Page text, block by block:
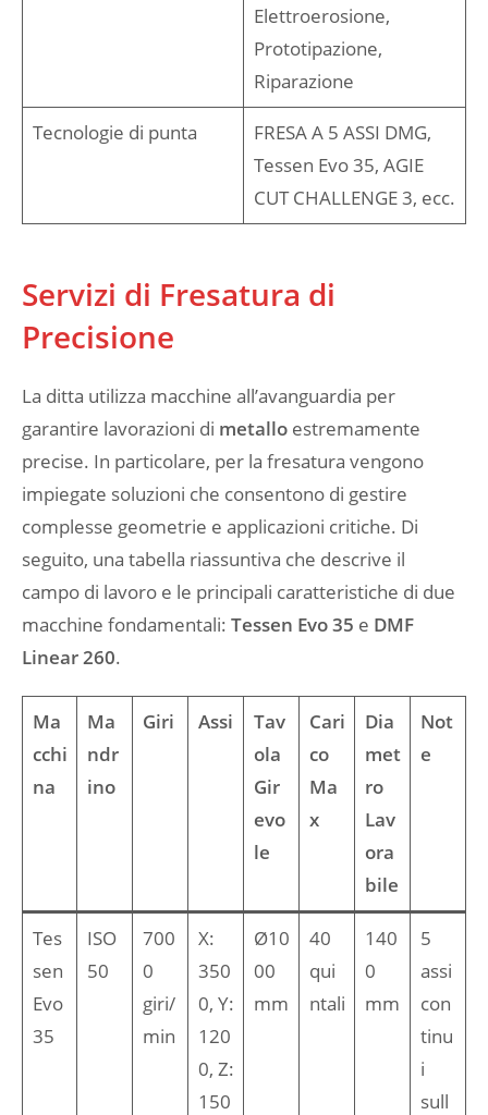
Elettroerosione,
Prototipazione,
Riparazione
Tecnologie di punta
FRESA A 5 ASSI DMG,
Tessen Evo 35, AGIE
CUT CHALLENGE 3, ecc.
Servizi di Fresatura di
Precisione
La ditta utilizza macchine all’avanguardia per
garantire lavorazioni di metallo estremamente
precise. In particolare, per la fresatura vengono
impiegate soluzioni che consentono di gestire
complesse geometrie e applicazioni critiche. Di
seguito, una tabella riassuntiva che descrive il
campo di lavoro e le principali caratteristiche di due
macchine fondamentali: Tessen Evo 35 e DMF
Linear 260.
Ma
cchi
na
Ma
ndr
ino
Giri Assi
Tav
ola
Gir
evo
le
Cari
co
Ma
x
Dia
met
ro
Lav
ora
bile
Not
e
Tes
sen
Evo
35
ISO
50
700
0
giri/
min
X:
350
0, Y:
120
0, Z:
150
Ø10
00
mm
40
qui
ntali
140
0
mm
5
assi
con
tinu
i
sull